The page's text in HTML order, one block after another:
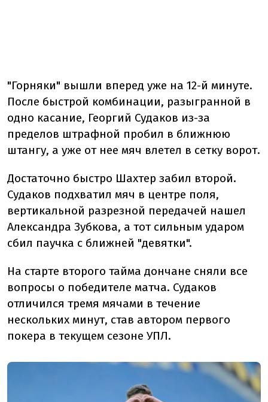
"Горняки" вышли вперед уже на 12-й минуте.
После быстрой комбинации, разыгранной в
одно касание, Георгий Судаков из-за
пределов штрафной пробил в ближнюю
штангу, а уже от нее мяч влетел в сетку ворот.
Достаточно быстро Шахтер забил второй.
Судаков подхватил мяч в центре поля,
вертикальной разрезной передачей нашел
Александра Зубкова, а тот сильным ударом
сбил паучка с ближней "девятки".
На старте второго тайма дончане сняли все
вопросы о победителе матча. Судаков
отличился тремя мячами в течение
нескольких минут, став автором первого
покера в текущем сезоне УПЛ.